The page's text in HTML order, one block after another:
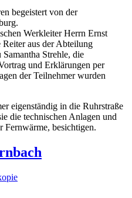
begeistert von der
Werkleiter Herrn Ernst
aus der Abteilung
Strehle, die
und Erklärungen per
der Teilnehmer wurden
eigenständig in die Ruhrstraße
die technischen Anlagen und
Fernwärme, besichtigen.